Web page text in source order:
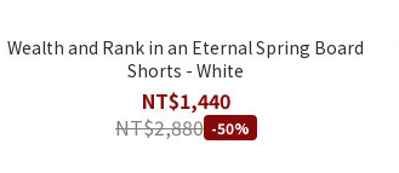
Wealth and Rank in an Eternal Spring Board
Shorts - White
NT$1,440
NT$2,880 -50%